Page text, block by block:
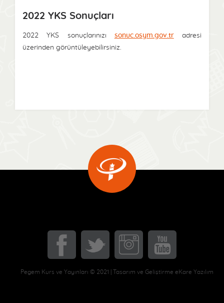
2022 YKS Sonuçları
2022 YKS sonuçlarınızı sonuc.osym.gov.tradresi
üzerinden görüntüleyebilirsiniz.
Pegem Kurs ve Yayınları © 2021 | Tasarım ve Geliştirme eKare Yazılım